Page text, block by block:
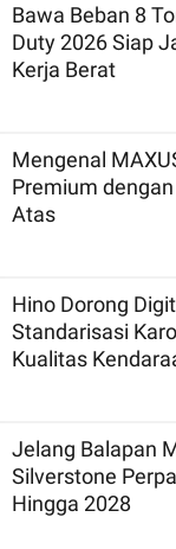
Bawa Beban 8
Duty 2026 Siap
Kerja Berat
Mengenal
Premium
Atas
Hino Dorong
Standarisasi
Kualitas
Jelang Balapan
Silverstone
Hingga 2028